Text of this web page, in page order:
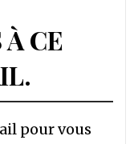
CE
pour vous